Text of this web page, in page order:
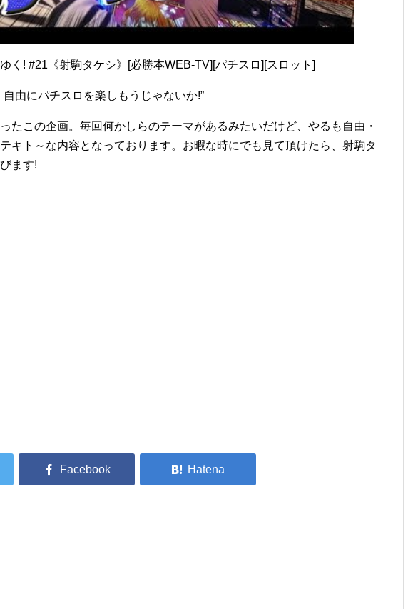
く! #21《射駒タケシ》[必勝本WEB-TV][パチスロ][スロット]
由にパチスロを楽しもうじゃないか!”
たこの企画。毎回何かしらのテーマがあるみたいだけど、やるも自由・
キト～な内容となっております。お暇な時にでも見て頂けたら、射駒タ
ます!